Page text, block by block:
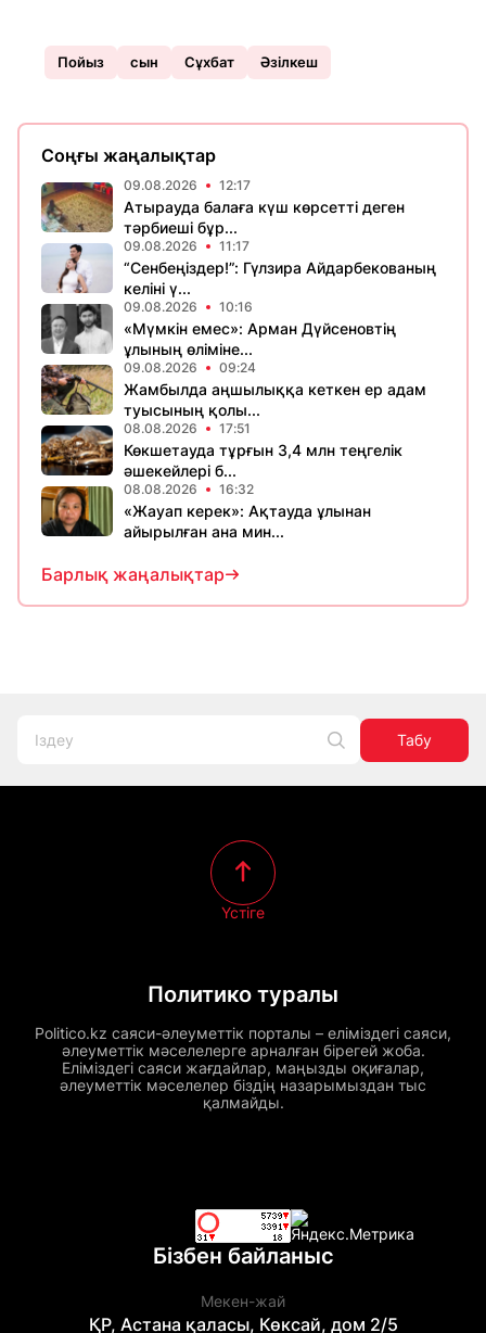
Пойыз сын Сұхбат Әзілкеш
Соңғы жаңалықтар
09.08.2026 12:17
Атырауда балаға күш көрсетті деген
тәрбиеші бұр...
09.08.2026 11:17
“Сенбеңіздер!”: Гүлзира Айдарбекованың
келіні ү...
09.08.2026 10:16
«Мүмкін емес»: Арман Дүйсеновтің
ұлының өліміне...
09.08.2026 09:24
Жамбылда аңшылыққа кеткен ер адам
туысының қолы...
08.08.2026 17:51
Көкшетауда тұрғын 3,4 млн теңгелік
әшекейлері б...
08.08.2026 16:32
«Жауап керек»: Ақтауда ұлынан
айырылған ана мин...
Барлық жаңалықтар
Табу
Политико туралы
Politico.kz саяси-әлеуметтік порталы – еліміздегі саяси,
әлеуметтік мәселелерге арналған бірегей жоба.
Еліміздегі саяси жағдайлар, маңызды оқиғалар,
әлеуметтік мәселелер біздің назарымыздан тыс
қалмайды.
Үстіге
Бізбен байланыс
Мекен-жай
ҚР, Астана қаласы, Көксай, дом 2/5